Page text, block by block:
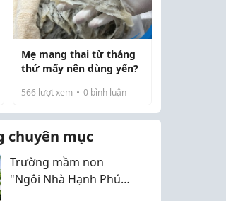
Mẹ mang thai từ tháng
thứ mấy nên dùng yến?
566lượt xem 0bình luận
chuyên mục
Trường mầm non
"Ngôi Nhà Hạnh Phúc"